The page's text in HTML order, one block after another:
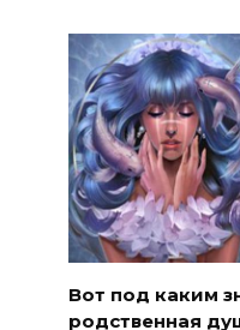
Вот под каким
родственная